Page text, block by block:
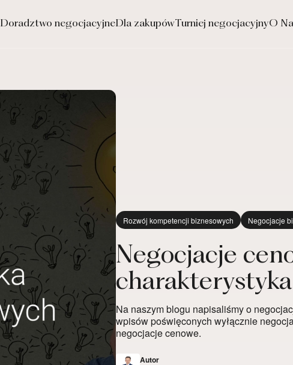
Doradztwo negocjacyjneDla zakupów Turniej negocjacyjnyO
Rozwój kompetencji biznesowych Negocjacje
Negocjacje
charakterystyka
Na naszym blogu napisaliśmy o
wpisów poświęconych wyłącznie
negocjacje cenowe.
Autor